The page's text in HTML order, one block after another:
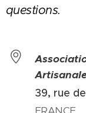
questions.
39, rue
FRANCE